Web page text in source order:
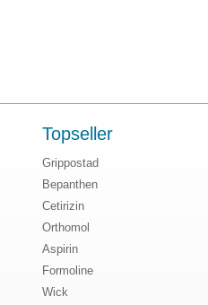
Topseller
Grippostad
Bepanthen
Cetirizin
Orthomol
Aspirin
Formoline
Wick